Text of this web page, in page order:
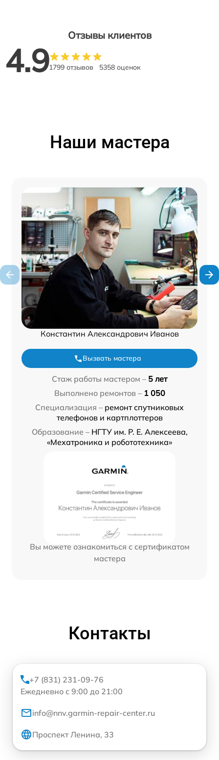
Отзывы клиентов
4.91799 отзывов 5358 оценок
Наши мастера
Константин Александрович Иванов
Вызвать мастера
Стаж работы мастером – 5 лет
Выполнено ремонтов – 1 050
Специализация – ремонт спутниковых
телефонов и картплоттеров
Образование – НГТУ им. Р. Е. Алексеева,
«Мехатроника и робототехника»
Вы можете ознакомиться с сертификатом
мастера
Контакты
+7 (831) 231-09-76
Ежедневно с 9:00 до 21:00
info@nnv.garmin-repair-center.ru
Проспект Ленина, 33